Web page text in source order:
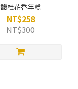
馥桂花香年糕
NT$258
NT$300